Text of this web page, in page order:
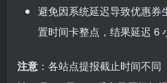
避免因系统延迟导致优惠券
置时间卡整点，结果延迟 6
注意 ：各站点提报截止时间不